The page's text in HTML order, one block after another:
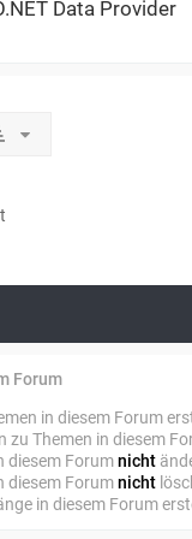
Data Provider
Forum
in diesem Forum
zu Themen in diesem
diesem Forumnicht
diesem Forumnicht
in diesem Forum